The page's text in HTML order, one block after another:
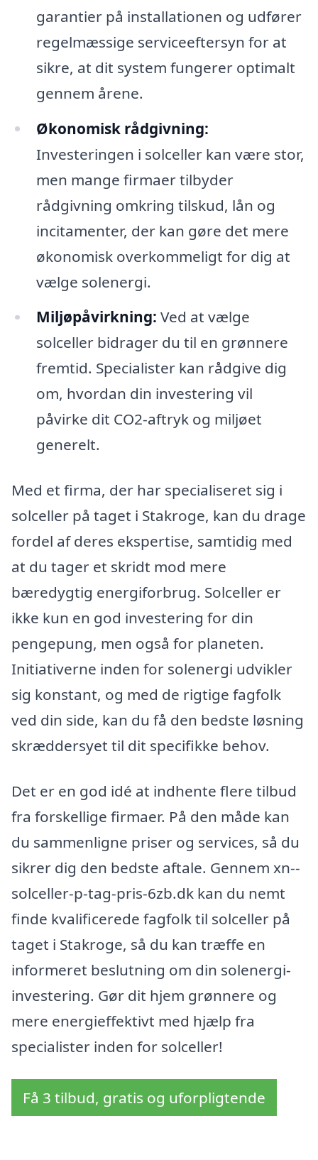
garantier på installationen og udfører
regelmæssige serviceeftersyn for at
sikre, at dit system fungerer optimalt
gennem årene.
Økonomisk rådgivning:
Investeringen i solceller kan være stor,
men mange firmaer tilbyder
rådgivning omkring tilskud, lån og
incitamenter, der kan gøre det mere
økonomisk overkommeligt for dig at
vælge solenergi.
Miljøpåvirkning: Ved at vælge
solceller bidrager du til en grønnere
fremtid. Specialister kan rådgive dig
om, hvordan din investering vil
påvirke dit CO2-aftryk og miljøet
generelt.
Med et firma, der har specialiseret sig i
solceller på taget i Stakroge, kan du drage
fordel af deres ekspertise, samtidig med
at du tager et skridt mod mere
bæredygtig energiforbrug. Solceller er
ikke kun en god investering for din
pengepung, men også for planeten.
Initiativerne inden for solenergi udvikler
sig konstant, og med de rigtige fagfolk
ved din side, kan du få den bedste løsning
skræddersyet til dit specifikke behov.
Det er en god idé at indhente flere tilbud
fra forskellige firmaer. På den måde kan
du sammenligne priser og services, så du
sikrer dig den bedste aftale. Gennem xn--
solceller-p-tag-pris-6zb.dk kan du nemt
finde kvalificerede fagfolk til solceller på
taget i Stakroge, så du kan træffe en
informeret beslutning om din solenergi-
investering. Gør dit hjem grønnere og
mere energieffektivt med hjælp fra
specialister inden for solceller!
Få 3 tilbud, gratis og uforpligtende